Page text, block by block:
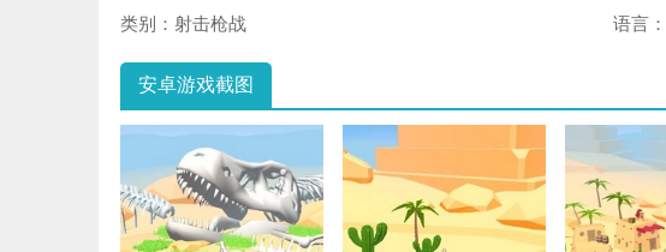
类别： 射击枪战 语言：
安卓游戏截图